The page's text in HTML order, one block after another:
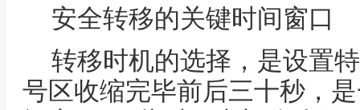
安全转移的关键时间窗口
转移时机的选择，是设置
号区收缩完毕前后三十秒，